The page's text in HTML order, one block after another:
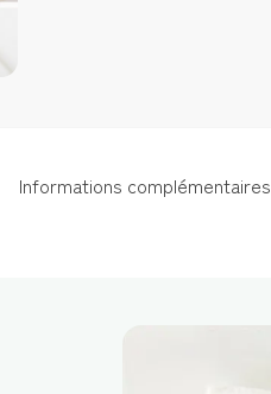
Informations complémentaires